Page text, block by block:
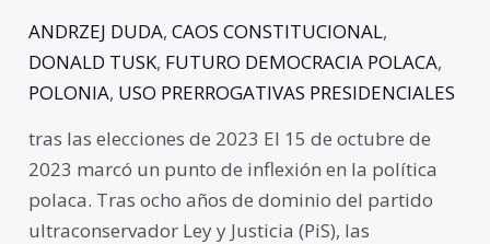
ANDRZEJ DUDA,CAOS CONSTITUCIONAL,
DONALD TUSK, FUTURO DEMOCRACIA POLACA,
POLONIA, USO PRERROGATIVAS PRESIDENCIALES
tras las elecciones de 2023 El 15 de octubre de
2023 marcó un punto de inflexión en la política
polaca. Tras ocho años de dominio del partido
ultraconservador Ley y Justicia (PiS), las